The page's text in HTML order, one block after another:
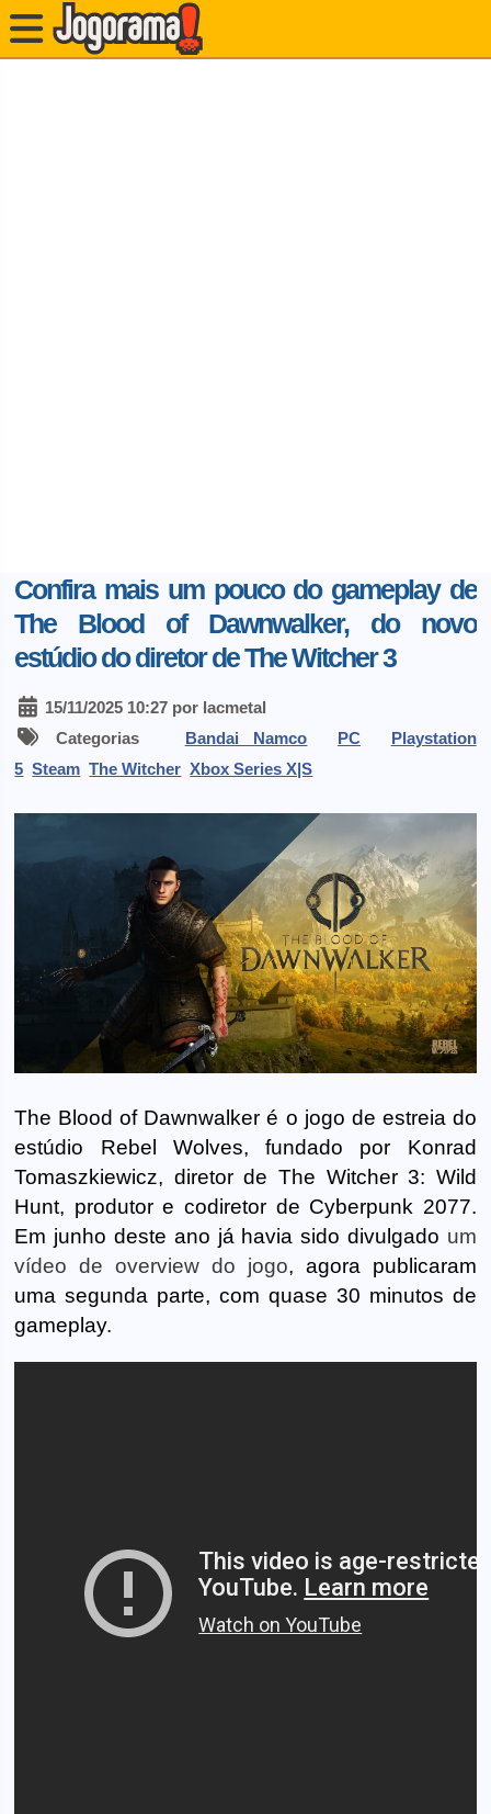
Confira mais um pouco do gameplay de
The Blood of Dawnwalker, do novo
estúdio do diretor de The Witcher 3
15/11/2025 10:27 por lacmetal
Categorias Bandai Namco PC
Playstation
5 Steam The Witcher Xbox Series X|S
The Blood of Dawnwalker é o jogo de estreia do
estúdio Rebel Wolves, fundado por Konrad
Tomaszkiewicz, diretor de The Witcher 3: Wild
Hunt, produtor e codiretor de Cyberpunk 2077.
Em junho deste ano já havia sido divulgado um
vídeo de overview do jogo, agora publicaram
uma segunda parte, com quase 30 minutos de
gameplay.